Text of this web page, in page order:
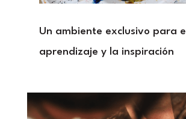
Un ambiente exclusivo para el
aprendizaje y la inspiración